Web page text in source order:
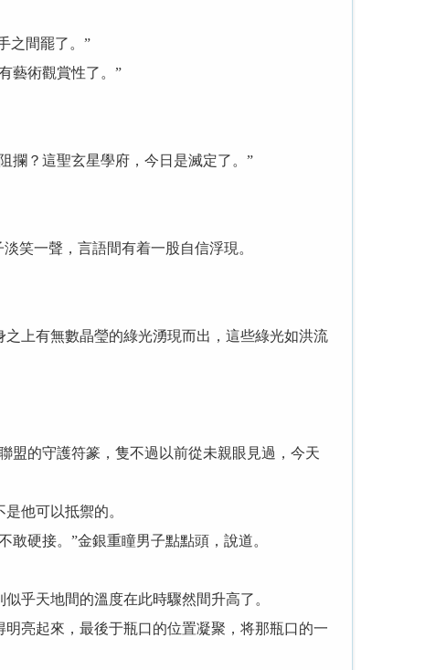
之間罷了。”
藝術觀賞性了。”
？這聖玄星學府，今日是滅定了。”
笑一聲，言語間有着一股自信浮現。
上有無數晶瑩的綠光湧現而出，這些綠光如洪流
的守護符篆，隻不過以前從未親眼見過，今天
他可以抵禦的。
硬接。”金銀重瞳男子點點頭，說道。
乎天地間的溫度在此時驟然間升高了。
亮起來，最後于瓶口的位置凝聚，将那瓶口的一